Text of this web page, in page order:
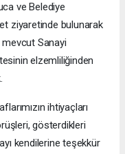
ve Belediye
ziyaretinde bulunarak
mevcut Sanayi
elzemliliğinden
ihtiyaçları
gösterdikleri
kendilerine teşekkür